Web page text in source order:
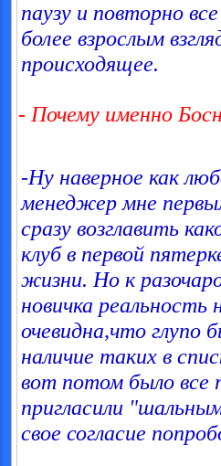
паузу и повторно
более взрослым
происходящее.
- Почему именно
-Ну наверное как
менеджер мне
сразу возглавить
клуб в первой
жизни. Но к
новичка реальность
очевидна,что глупо
наличие таких в
вот потом было все
пригласили
свое согласие